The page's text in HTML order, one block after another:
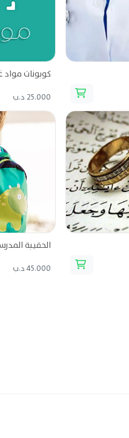
كوبونات مواد
25.000 د.ب
الحقيبة
45.000 د.ب